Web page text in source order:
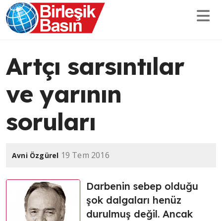
Artçı sarsıntılar
ve yarının
soruları
Avni Özgürel 19 Tem 2016
Darbenin sebep olduğu
şok dalgaları henüz
durulmuş değil. Ancak